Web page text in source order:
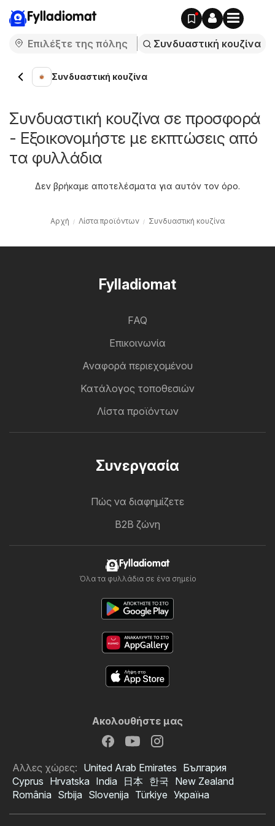
Fylladiomat
Συνδυαστική κουζίνα
Συνδυαστική κουζίνα σε προσφορά
- Εξοικονομήστε με εκπτώσεις από
τα φυλλάδια
Δεν βρήκαμε αποτελέσματα για αυτόν τον όρο.
Αρχή Λίστα προϊόντων Συνδυαστική κουζίνα
Fylladiomat
FAQ
Επικοινωνία
Αναφορά περιεχομένου
Κατάλογος τοποθεσιών
Λίστα προϊόντων
Συνεργασία
Πώς να διαφημίζετε
B2B ζώνη
Fylladiomat
Όλα τα φυλλάδια σε ένα σημείο
Ακολουθήστε μας
Αλλες χώρες: United Arab Emirates България
Cyprus Hrvatska India 日本 한국 New Zealand
România Srbija Slovenija Türkiye Україна